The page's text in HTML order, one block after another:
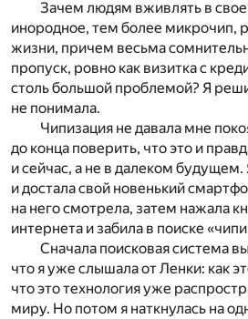
Зачем людям вживлять в свое
инородное, тем более микрочип,
жизни, причем весьма
пропуск, ровно как визитка с
столь большой проблемой? Я
не понимала.
Чипизация не давала мне
до конца поверить, что это и
и сейчас, а не в далеком будущем.
и достала свой новенький
на него смотрела, затем нажала
интернета и забила в поиске
Сначала поисковая система
что я уже слышала от Ленки: как
что это технология уже
миру. Но потом я наткнулась на